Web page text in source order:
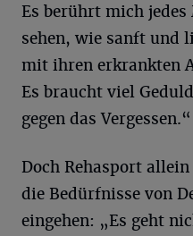
Es berührt mich
sehen, wie sanft und
mit ihren erkrankten
Es braucht viel
gegen das Vergessen.“
Doch Rehasport
die Bedürfnisse von
eingehen: „Es geht